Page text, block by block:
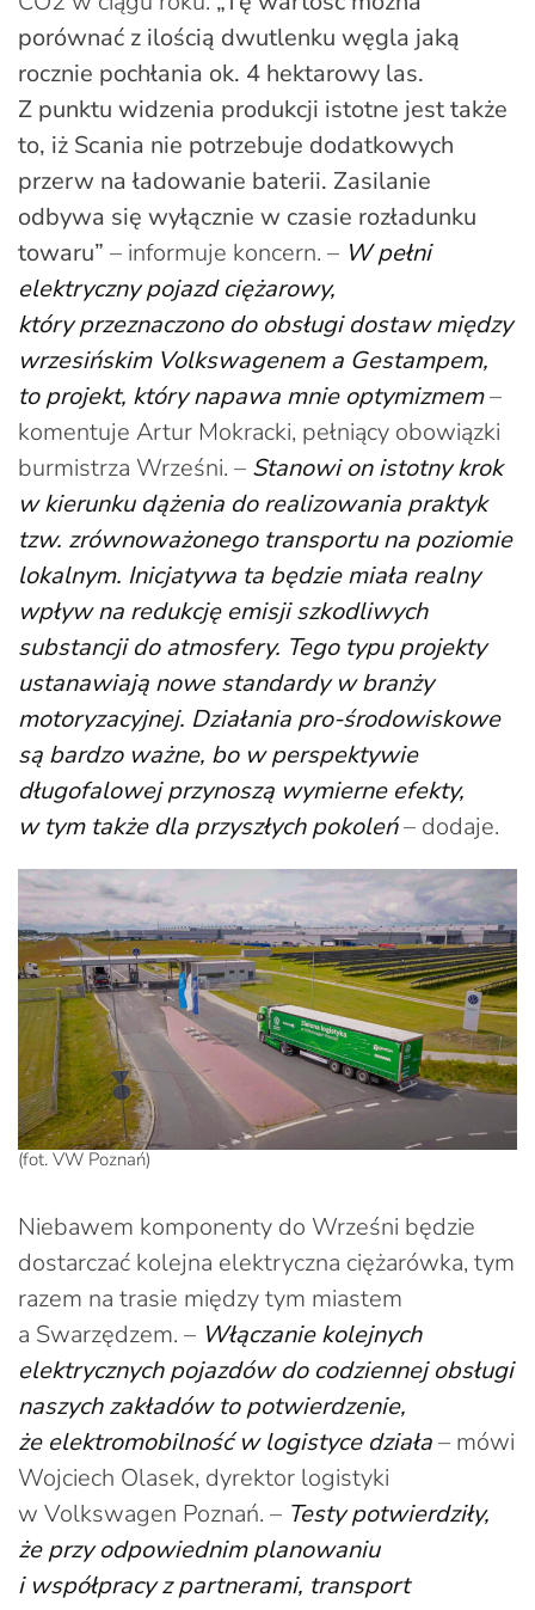
porównać z ilością dwutlenku węgla jaką
rocznie pochłania ok. 4 hektarowy las.
Z punktu widzenia produkcji istotne jest także
to, iż Scania nie potrzebuje dodatkowych
przerw na ładowanie baterii. Zasilanie
odbywa się wyłącznie w czasie rozładunku
towaru” – informuje koncern. – W pełni
elektryczny pojazd ciężarowy,
który przeznaczono do obsługi dostaw między
wrzesińskim Volkswagenem a Gestampem,
to projekt, który napawa mnie optymizmem–
komentuje Artur Mokracki, pełniący obowiązki
burmistrza Wrześni. – Stanowi on istotny krok
w kierunku dążenia do realizowania praktyk
tzw. zrównoważonego transportu na poziomie
lokalnym. Inicjatywa ta będzie miała realny
wpływ na redukcję emisji szkodliwych
substancji do atmosfery. Tego typu projekty
ustanawiają nowe standardy w branży
motoryzacyjnej. Działania pro-środowiskowe
są bardzo ważne, bo w perspektywie
długofalowej przynoszą wymierne efekty,
w tym także dla przyszłych pokoleń– dodaje.
(fot. VW Poznań)
Niebawem komponenty do Wrześni będzie
dostarczać kolejna elektryczna ciężarówka, tym
razem na trasie między tym miastem
a Swarzędzem. – Włączanie kolejnych
elektrycznych pojazdów do codziennej obsługi
naszych zakładów to potwierdzenie,
że elektromobilność w logistyce działa– mówi
Wojciech Olasek, dyrektor logistyki
w Volkswagen Poznań. – Testy potwierdziły,
że przy odpowiednim planowaniu
i współpracy z partnerami, transport